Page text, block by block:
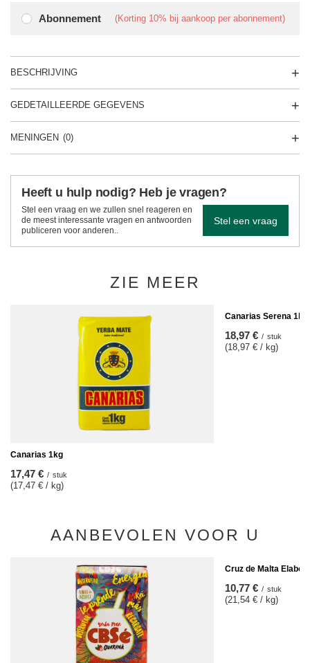
Abonnement (Korting 10% bij aankoop per abonnement)
BESCHRIJVING
GEDETAILLEERDE GEGEVENS
MENINGEN (0)
Heeft u hulp nodig? Heb je vragen?
Stel een vraag en we zullen snel reageren en
de meest interessante vragen en antwoorden
publiceren voor anderen..
Stel een vraag
ZIE MEER
Canarias 1kg
17,47 € / stuk
(17,47 € / kg)
Canarias Serena 1kg
18,97 € / stuk
(18,97 € / kg)
AANBEVOLEN VOOR U
Cruz de Malta
10,77 € / stuk
(21,54 € / kg)